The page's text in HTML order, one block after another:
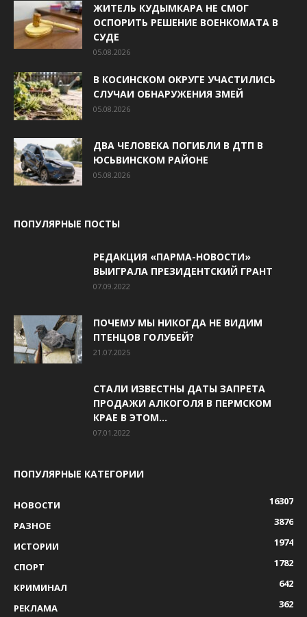
ЖИТЕЛЬ КУДЫМКАРА НЕ СМОГ
ОСПОРИТЬ РЕШЕНИЕ ВОЕНКОМАТА В
СУДЕ
05.08.2026
В КОСИНСКОМ ОКРУГЕ УЧАСТИЛИСЬ
СЛУЧАИ ОБНАРУЖЕНИЯ ЗМЕЙ
05.08.2026
ДВА ЧЕЛОВЕКА ПОГИБЛИ В ДТП В
ЮСЬВИНСКОМ РАЙОНЕ
05.08.2026
ПОПУЛЯРНЫЕ ПОСТЫ
РЕДАКЦИЯ «ПАРМА-НОВОСТИ»
ВЫИГРАЛА ПРЕЗИДЕНТСКИЙ ГРАНТ
07.09.2022
ПОЧЕМУ МЫ НИКОГДА НЕ ВИДИМ
ПТЕНЦОВ ГОЛУБЕЙ?
21.07.2025
СТАЛИ ИЗВЕСТНЫ ДАТЫ ЗАПРЕТА
ПРОДАЖИ АЛКОГОЛЯ В ПЕРМСКОМ
КРАЕ В ЭТОМ...
07.01.2022
ПОПУЛЯРНЫЕ КАТЕГОРИИ
НОВОСТИ
16307
РАЗНОЕ
3876
ИСТОРИИ
1974
СПОРТ
1782
КРИМИНАЛ
642
РЕКЛАМА
362